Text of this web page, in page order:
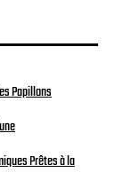
Papillons
Prêtes à la